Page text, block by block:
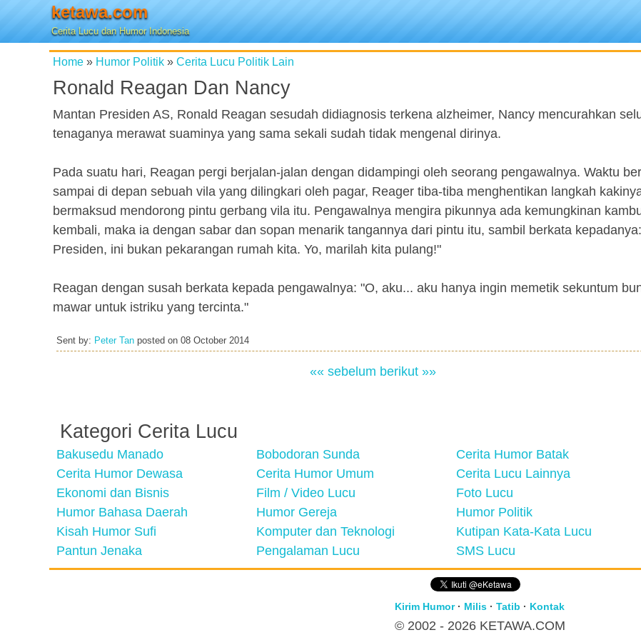
ketawa.com
Cerita Lucu dan Humor Indonesia
Home » Humor Politik » Cerita Lucu Politik Lain
Ronald Reagan Dan Nancy
Mantan Presiden AS, Ronald Reagan sesudah didiagnosis terkena alzheimer, Nancy mencurahkan
tenaganya merawat suaminya yang sama sekali sudah tidak mengenal dirinya.
Pada suatu hari, Reagan pergi berjalan-jalan dengan didampingi oleh seorang pengawalnya. Waktu
sampai di depan sebuah vila yang dilingkari oleh pagar, Reager tiba-tiba menghentikan langkah
bermaksud mendorong pintu gerbang vila itu. Pengawalnya mengira pikunnya ada kemungkinan
kembali, maka ia dengan sabar dan sopan menarik tangannya dari pintu itu, sambil berkata
Presiden, ini bukan pekarangan rumah kita. Yo, marilah kita pulang!"
Reagan dengan susah berkata kepada pengawalnya: "O, aku... aku hanya ingin memetik sekuntum
mawar untuk istriku yang tercinta."
Sent by: Peter Tan posted on 08 October 2014
«« sebelum berikut »»
Kategori Cerita Lucu
Bakusedu Manado Bobodoran Sunda Cerita Humor Batak
Cerita Humor Dewasa
Cerita Humor Umum Cerita Lucu Lainnya
Ekonomi dan Bisnis
Film / Video Lucu Foto Lucu
Humor Bahasa Daerah
Humor Gereja Humor Politik
Kisah Humor Sufi
Komputer dan Teknologi Kutipan Kata-Kata Lucu
Pantun Jenaka
Pengalaman Lucu SMS Lucu
Kirim Humor· Milis · Tatib · Kontak
© 2002 - 2026 KETAWA.COM